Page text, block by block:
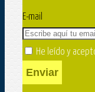
E-mail
He leído y
Enviar